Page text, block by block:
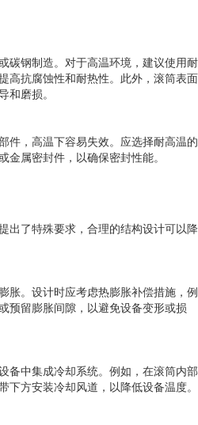
碳钢制造。对于高温环境，建议使用耐
高抗腐蚀性和耐热性。此外，滚筒表面
和磨损。
件，高温下容易失效。应选择耐高温的
属密封件，以确保密封性能。
出了特殊要求，合理的结构设计可以降
胀。设计时应考虑热膨胀补偿措施，例
预留膨胀间隙，以避免设备变形或损
备中集成冷却系统。例如，在滚筒内部
方安装冷却风道，以降低设备温度。